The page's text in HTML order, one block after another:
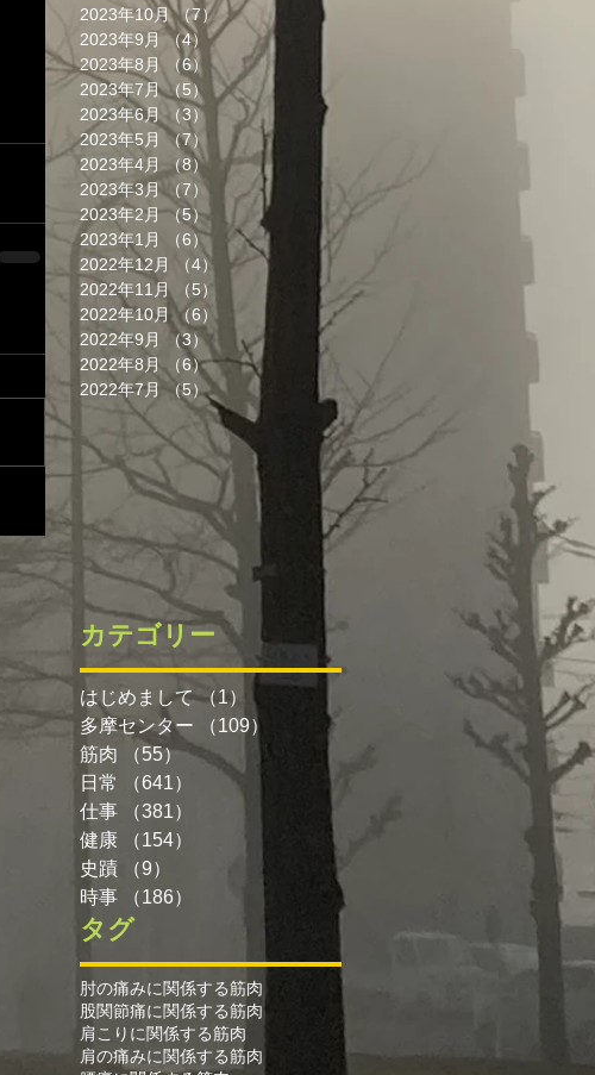
2023年10月 （7） 7件の記事
2023年9月 （4） 4件の記事
2023年8月
（6）
6件の記事
2023年7月 （5）
5件の記事
2023年6月 （3）
3件の記事
2023年5月 （7）
7件の記事
2023年4月
（8） 8件の記事
2023年3月 （7） 7件の記事
2023年2月 （5）5件の記事
2023年1月
（6）6件の記事
2022年12月
（4）
4件の記事
2022年11月
（5）
5件の記事
2022年10月 （6）
2022年9月
（3） 3件の記事
2022年8月
（6）6件の記事
2022年7月 （5）5件の記事
カテゴリー
はじめまして （1）
1件の記事
多摩センター
（109）
109件の記事
筋肉
（55）55件の記事
日常
（641）
641件の記事
仕事
（381）
健康
（154）
史蹟
（9）
時事
（186）
タグ
肘の痛みに関係する筋肉
股関節痛に関係する筋肉
肩こりに関係する筋肉
肩の痛みに関係する筋肉